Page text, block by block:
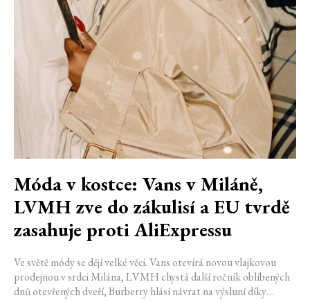
Móda v kostce: Vans v Miláně,
LVMH zve do zákulisí a EU tvrdě
zasahuje proti AliExpressu
Ve světě módy se dějí velké věci. Vans otevírá novou vlajkovou
prodejnou v srdci Milána, LVMH chystá další ročník oblíbených
dnů otevřených dveří, Burberry hlásí návrat na výsluní díky